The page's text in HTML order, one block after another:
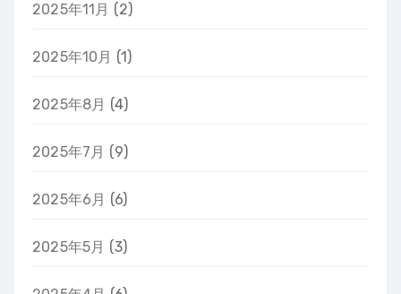
2025年11月 (2)
2025年10月 (1)
2025年8月 (4)
2025年7月 (9)
2025年6月 (6)
2025年5月 (3)